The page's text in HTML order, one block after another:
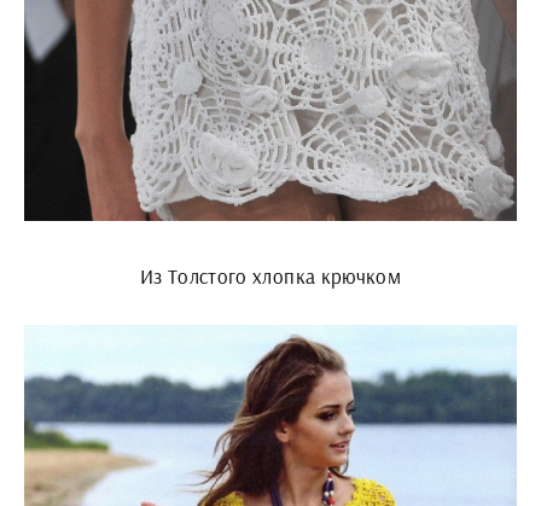
Из Толстого хлопка крючком